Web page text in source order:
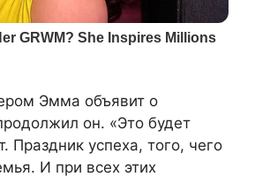
Эмма объявит о
он. «Это будет
Праздник успеха, того, чего
И при всех этих